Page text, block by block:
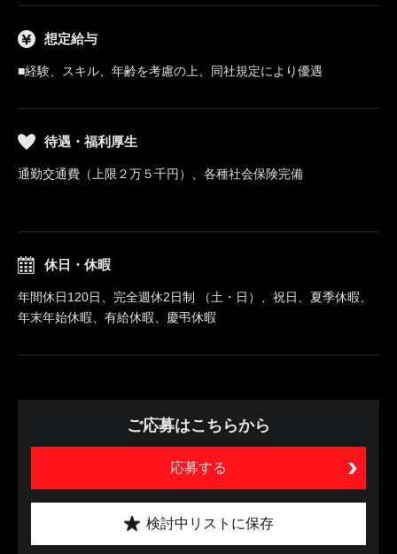
想定給与
■経験、スキル、年齢を考慮の上、同社規定により優遇
待遇・福利厚生
通勤交通費（上限２万５千円）、各種社会保険完備
休日・休暇
年間休日120日、完全週休2日制 （土・日）、祝日、夏季休暇、
年末年始休暇、有給休暇、慶弔休暇
ご応募はこちらから
応募する
検討中リストに保存